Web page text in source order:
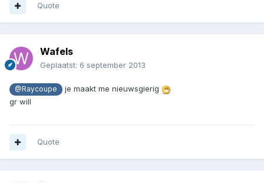
Quote
Wafels
Geplaatst: 6 september 2013
@Raycoupe
je maakt me nieuwsgierig
gr will
Quote